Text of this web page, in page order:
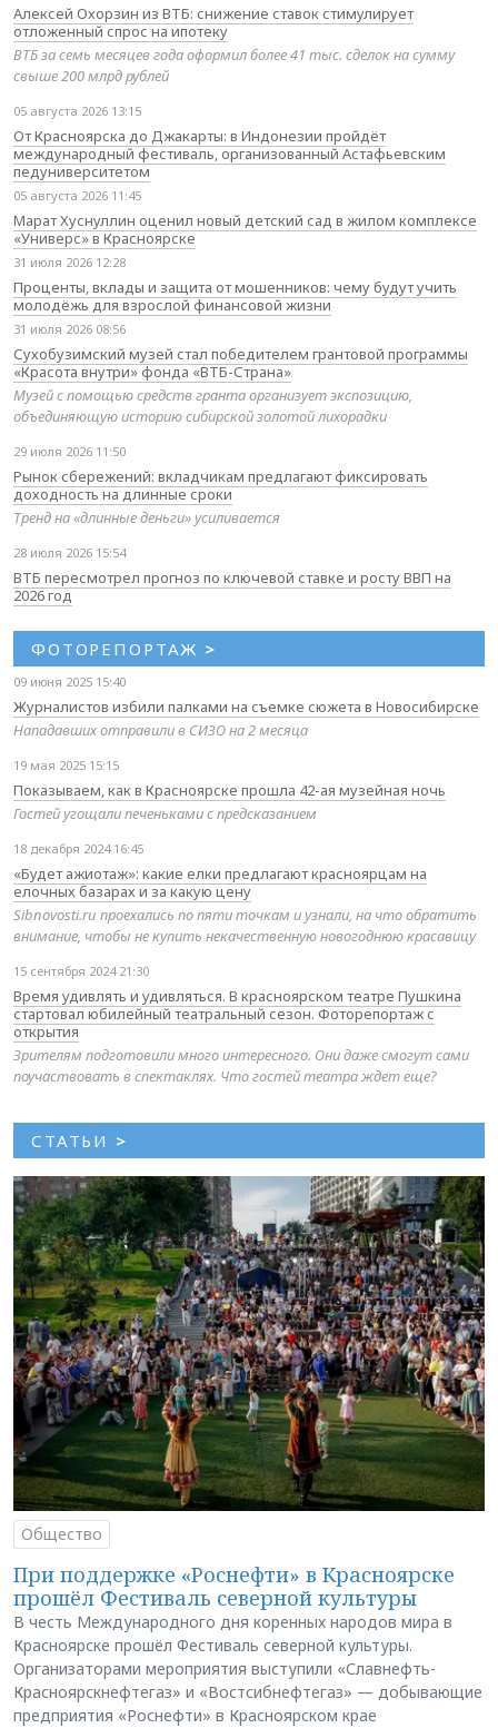
Алексей Охорзин из ВТБ: снижение ставок стимулирует
отложенный спрос на ипотеку
ВТБ за семь месяцев года оформил более 41 тыс. сделок на сумму
свыше 200 млрд рублей
05 августа 2026 13:15
От Красноярска до Джакарты: в Индонезии пройдёт
международный фестиваль, организованный Астафьевским
педуниверситетом
05 августа 2026 11:45
Марат Хуснуллин оценил новый детский сад в жилом комплексе
«Универс» в Красноярске
31 июля 2026 12:28
Проценты, вклады и защита от мошенников: чему будут учить
молодёжь для взрослой финансовой жизни
31 июля 2026 08:56
Сухобузимский музей стал победителем грантовой программы
«Красота внутри» фонда «ВТБ-Страна»
Музей с помощью средств гранта организует экспозицию,
объединяющую историю сибирской золотой лихорадки
29 июля 2026 11:50
Рынок сбережений: вкладчикам предлагают фиксировать
доходность на длинные сроки
Тренд на «длинные деньги» усиливается
28 июля 2026 15:54
ВТБ пересмотрел прогноз по ключевой ставке и росту ВВП на
2026 год
ФОТОРЕПОРТАЖ >
09 июня 2025 15:40
Журналистов избили палками на съемке сюжета в Новосибирске
Нападавших отправили в СИЗО на 2 месяца
19 мая 2025 15:15
Показываем, как в Красноярске прошла 42-ая музейная ночь
Гостей угощали печеньками с предсказанием
18 декабря 2024 16:45
«Будет ажиотаж»: какие елки предлагают красноярцам на
елочных базарах и за какую цену
Sibnovosti.ru проехались по пяти точкам и узнали, на что обратить
внимание, чтобы не купить некачественную новогоднюю красавицу
15 сентября 2024 21:30
Время удивлять и удивляться. В красноярском театре Пушкина
стартовал юбилейный театральный сезон. Фоторепортаж с
открытия
Зрителям подготовили много интересного. Они даже смогут сами
поучаствовать в спектаклях. Что гостей театра ждет еще?
СТАТЬИ >
Общество
При поддержке «Роснефти» в Красноярске
прошёл Фестиваль северной культуры
В честь Международного дня коренных народов мира в
Красноярске прошёл Фестиваль северной культуры.
Организаторами мероприятия выступили «Славнефть-
Красноярскнефтегаз» и «Востсибнефтегаз» — добывающие
предприятия «Роснефти» в Красноярском крае